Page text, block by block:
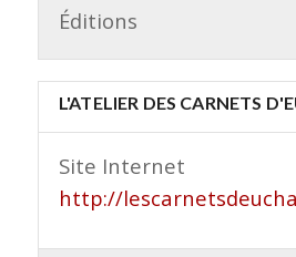
Éditions
L'ATELIER DES CARNETS
Site Internet
http://